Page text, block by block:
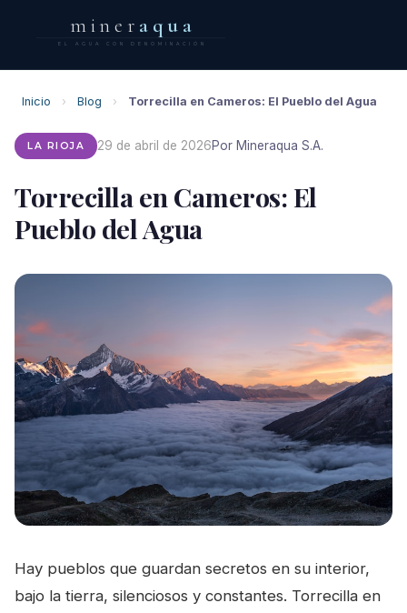
miner aqua
EL AGUA CON DENOMINACIÓN
Inicio › Blog › Torrecilla en Cameros: El Pueblo del Agua
LA RIOJA 29 de abril de 2026Por Mineraqua S.A.
Torrecilla en Cameros: El
Pueblo del Agua
Hay pueblos que guardan secretos en su interior,
bajo la tierra, silenciosos y constantes. Torrecilla en